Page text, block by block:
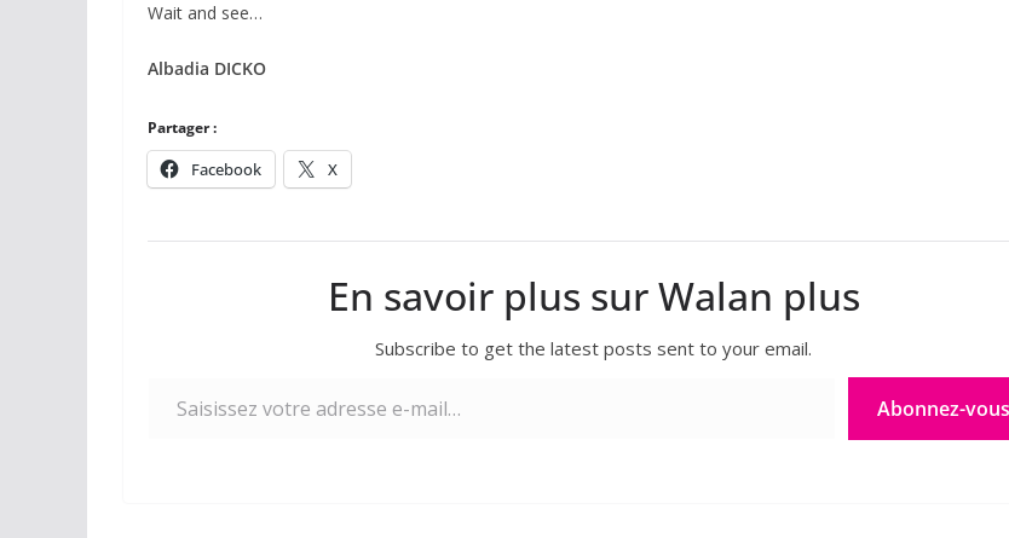
Wait and see…
Albadia DICKO
Partager :
Facebook X
En savoir plus sur Walan plus
Subscribe to get the latest posts sent to your email.
Abonnez-vous